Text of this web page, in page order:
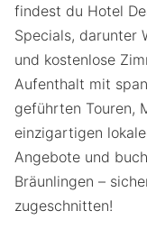
findest du Hotel
Specials, darunter
und kostenlose
Aufenthalt mit
geführten Touren,
einzigartigen
Angebote und
Bräunlingen –
zugeschnitten!